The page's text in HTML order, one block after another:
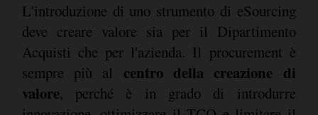
L'introduzione di uno strumento di eSourcing
deve creare valore sia per il Dipartimento
Acquisti che per l'azienda. Il procurement è
sempre più al centro della creazione di
valore, perché è in grado di introdurre